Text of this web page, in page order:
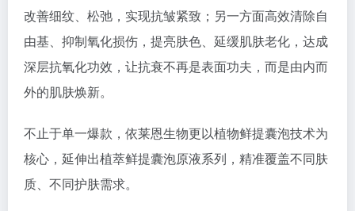
改善细纹、松弛，实现抗皱紧致；另一方面高效清除自
由基、抑制氧化损伤，提亮肤色、延缓肌肤老化，达成
深层抗氧化功效，让抗衰不再是表面功夫，而是由内而
外的肌肤焕新。
不止于单一爆款，依莱恩生物更以植物鲜提囊泡技术为
核心，延伸出植萃鲜提囊泡原液系列，精准覆盖不同肤
质、不同护肤需求。